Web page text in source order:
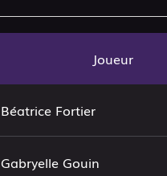
Joueur
Béatrice Fortier
Gabryelle Gouin